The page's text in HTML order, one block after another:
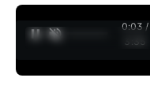
0:03 /
3:35